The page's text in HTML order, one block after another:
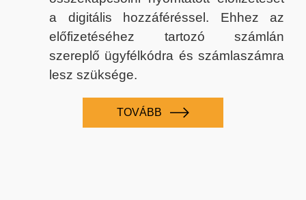
a digitális hozzáféréssel. Ehhez az
előfizetéséhez tartozó számlán
szereplő ügyfélkódra és számlaszámra
lesz szüksége.
TOVÁBB